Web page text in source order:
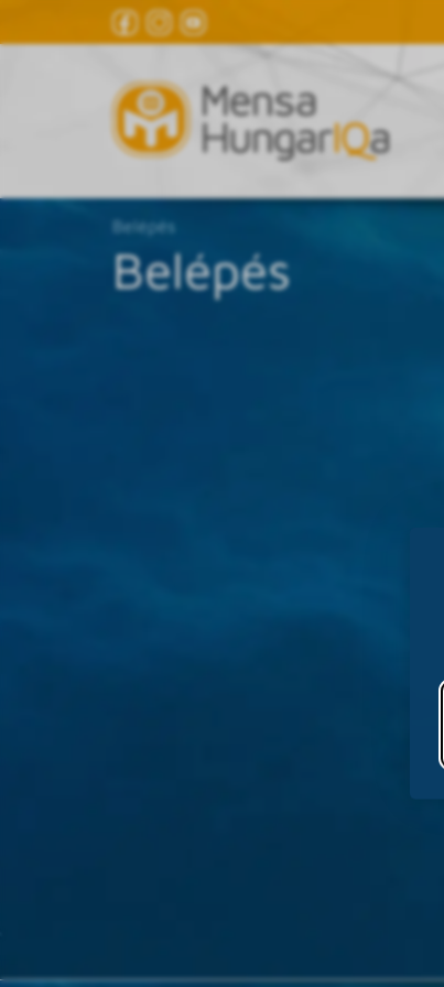
Belépés
Belépés